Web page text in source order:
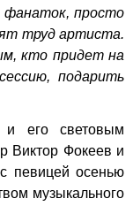
просто
труд артиста.
кто придет на
подарить
и его световым
Виктор Фокеев и
певицей осенью
музыкального